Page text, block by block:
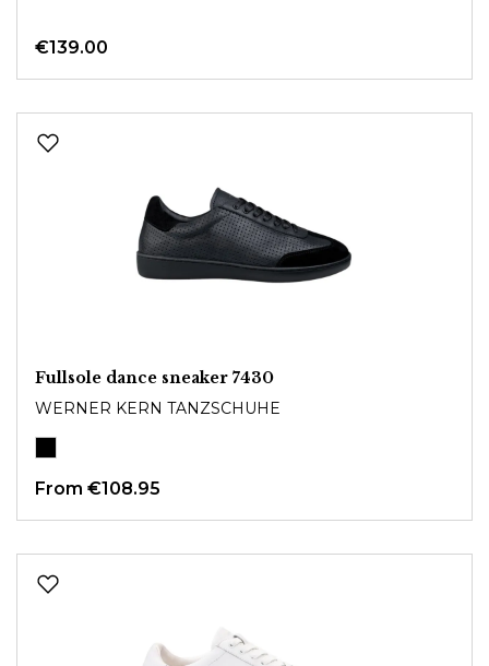
€139.00
Fullsole dance sneaker 7430
WERNER KERN TANZSCHUHE
From €108.95